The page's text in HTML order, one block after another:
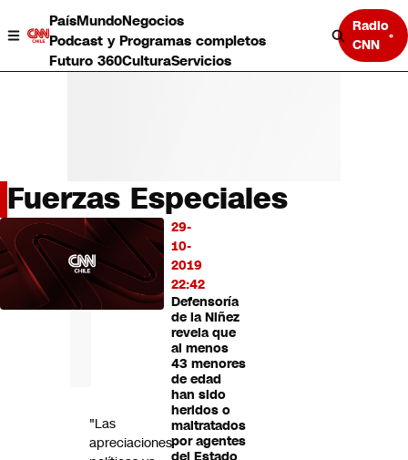
PaísMundoNegocios
Podcast y Programas completos
Futuro 360CulturaServicios
Radio
CNN
País
Mundo
Negocios
Deportes
Programas completos
Fuerzas Especiales
29-
10-
2019
22:42
Defensoría
de la Niñez
revela que
al menos
43 menores
de edad
han sido
heridos o
maltratados
por agentes
LO
MÁS
LEÍDO
"Las
apreciaciones